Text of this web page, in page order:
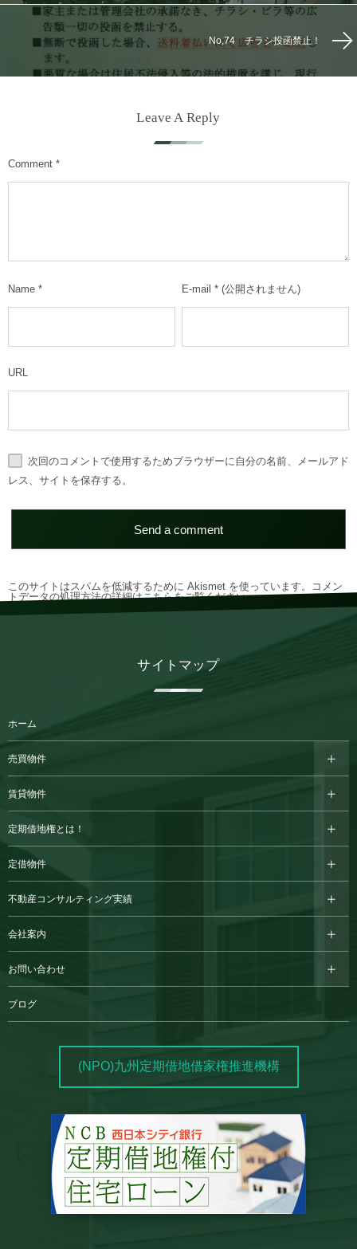
No,74 チラシ投函禁止！
Leave A Reply
Comment *
Name * E-mail * (公開されません)
URL
次回のコメントで使用するためブラウザーに自分の名前、メールアド
レス、サイトを保存する。
このサイトはスパムを低減するために Akismet を使っています。
コメン
トデータの処理方法の詳細はこちらをご覧ください。
サイトマップ
ホーム
売買物件
賃貸物件
定期借地権とは！
定借物件
不動産コンサルティング実績
会社案内
お問い合わせ
ブログ
(NPO)九州定期借地借家権推進機構